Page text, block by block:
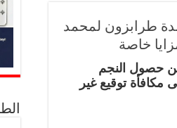
طرابزون لمحمد
خاصة
حصول النجم
توقيع غير